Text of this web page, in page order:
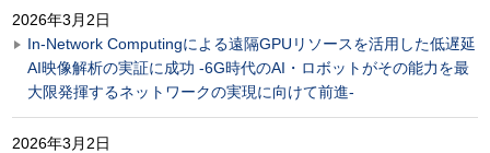
2026年3月2日
In-Network Computingによる遠隔GPUリソースを活用した低遅延
AI映像解析の実証に成功 -6G時代のAI・ロボットがその能力を最
大限発揮するネットワークの実現に向けて前進-
2026年3月2日